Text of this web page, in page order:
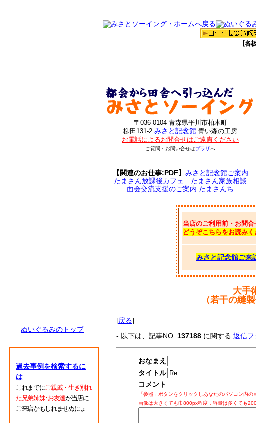
【各
〒036-0104 青森県平川市柏木町
柳田131-2 みさと記念館 青い森の工房
お電話によるお問合せはご遠慮ください
ご質問・お問い合せはプラザへ
【関連のお仕事:PDF】 みさと記念館ご案内
たまさん放課後カフェ
たまさん家族相談
面会交流支援のご案内 たまさんち
当店のご利用前・お問合
どうぞこちらをお読みく
みさと記念館ご来
大手
（若干の縫
ぬいぐるみのトップ
過去事例を検索するに
は
これまでにご親戚・生き別れ
た兄弟姉妹･お友達が当店に
ご来店かもしれませぬにょ
[戻る]
- 以下は、記事NO. 137188 に関する 返信フ
おなまえ
タイトル
コメント
「参照」ボタンをクリックしあなたのパソコン内の
画像は大きくても巾800px程度，容量は多くても